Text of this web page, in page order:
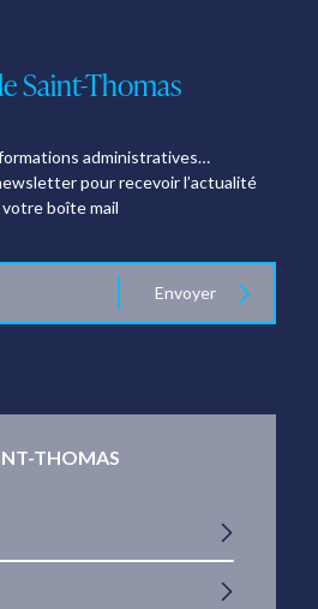
Saint-Thomas
administratives…
pour recevoir l’actualité
boîte mail
Envoyer
THOMAS